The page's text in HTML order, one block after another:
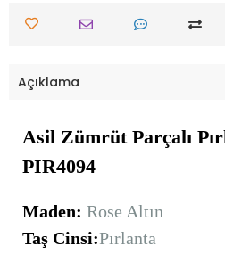
Açıklama
Asil Zümrüt Parçalı
PIR4094
Maden: Rose Altın
Taş Cinsi:Pırlanta